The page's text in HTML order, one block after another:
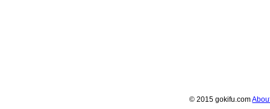
© 2015 gokifu.com